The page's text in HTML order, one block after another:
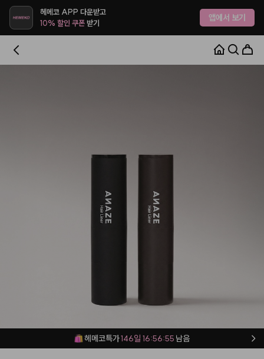
헤메코 APP 다운받고
10% 할인 쿠폰받기 앱에서 보기
헤메코특가146일 16:56:54 남음